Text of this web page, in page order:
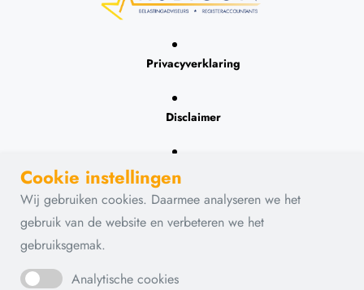
Privacyverklaring
Disclaimer
Contact
Cookie instellingen
Wij gebruiken cookies. Daarmee analyseren we het
gebruik van de website en verbeteren we het
gebruiksgemak.
Analytische cookies